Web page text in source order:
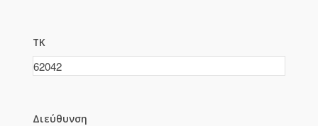
ΤΚ
Διεύθυνση